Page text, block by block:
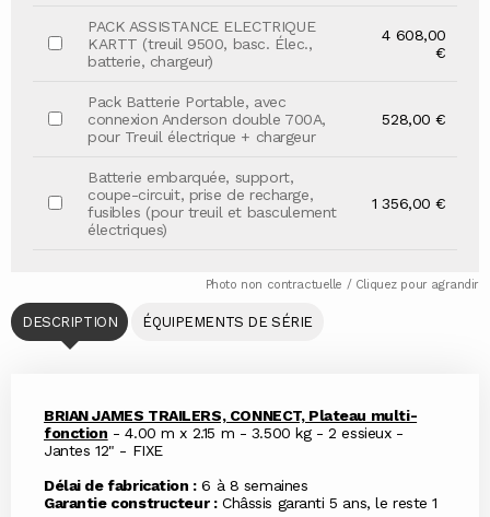
PACK ASSISTANCE ELECTRIQUE
KARTT (treuil 9500, basc. Élec.,
batterie, chargeur)
4 608,00
€
Pack Batterie Portable, avec
connexion Anderson double 700A,
pour Treuil électrique + chargeur
528,00 €
Batterie embarquée, support,
coupe-circuit, prise de recharge,
fusibles (pour treuil et basculement
électriques)
1 356,00 €
Photo non contractuelle / Cliquez pour agrandir
DESCRIPTION ÉQUIPEMENTS DE SÉRIE
BRIAN JAMES TRAILERS, CONNECT, Plateau multi-
fonction - 4.00 m x 2.15 m - 3.500 kg - 2 essieux -
Jantes 12" - FIXE
Délai de fabrication :6 à 8 semaines
Garantie constructeur :Châssis garanti 5 ans, le reste 1